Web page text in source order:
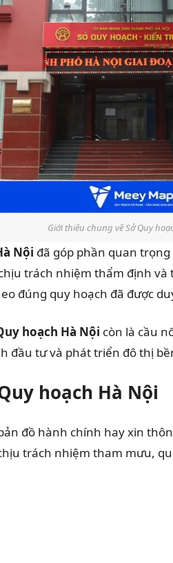
Giới thiệu chung về Sở Quy
Nội đã góp phần quan
trách nhiệm thẩm định
đúng quy hoạch đã được
hoạch Hà Nội còn là cầu
đầu tư và phát triển đô thị
hoạch Hà Nội
đồ hành chính hay xin
trách nhiệm tham mưu,